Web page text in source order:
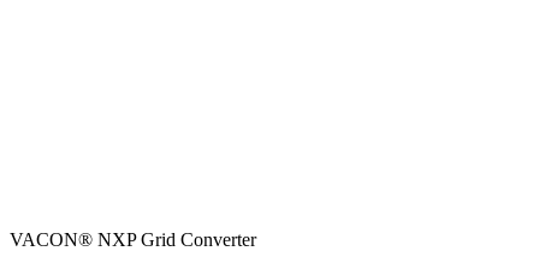
VACON® NXP Grid Converter